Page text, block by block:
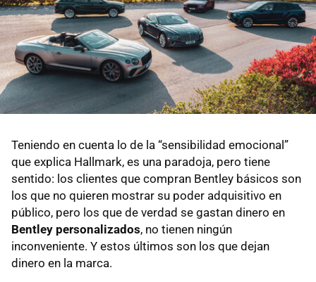
Teniendo en cuenta lo de la “sensibilidad emocional”
que explica Hallmark, es una paradoja, pero tiene
sentido: los clientes que compran Bentley básicos son
los que no quieren mostrar su poder adquisitivo en
público, pero los que de verdad se gastan dinero en
Bentley personalizados, no tienen ningún
inconveniente. Y estos últimos son los que dejan
dinero en la marca.